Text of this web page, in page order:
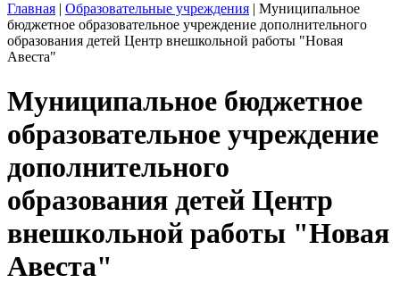
Главная | Образовательные учреждения | Муниципальное
бюджетное образовательное учреждение дополнительного
образования детей Центр внешкольной работы "Новая
Авеста"
Муниципальное бюджетное
образовательное учреждение
дополнительного
образования детей Центр
внешкольной работы "Новая
Авеста"